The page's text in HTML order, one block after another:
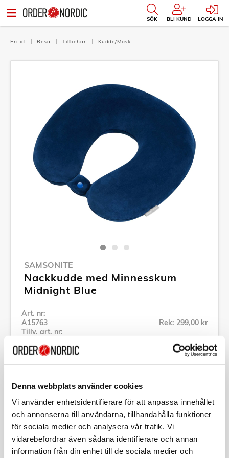
Denna webbplats använder cookies
Vi använder enhetsidentifierare för att anpassa innehållet
och annonserna till användarna, tillhandahålla funktioner
för sociala medier och analysera vår trafik. Vi
vidarebefordrar även sådana identifierare och annan
information från din enhet till de sociala medier och
SÖK BLI KUND LOGGA IN
Fritid Resa Tillbehör Kudde/Mask
SAMSONITE
Nackkudde med Minnesskum
Midnight Blue
Art. nr:
A15763
Tillv. art. nr:
Rek: 299,00 kr
Se alla produkter inom Samsonite
Beskrivning
Art. nr:A15763